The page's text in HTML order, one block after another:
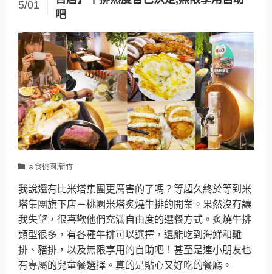
吧
5/01
☺食桃園,新竹
我說還有比米塔集團更厲害的了嗎？等超久終於等到米
塔集團旗下店－桃園米塔炙燒牛排的開業。果然沒有讓
我失望，很喜歡他們充滿自由度的選餐方式。炙燒牛排
類型很多，有各種牛排可以選擇，還能吃到海鮮和雞
排、豬排，以及無限享用的自助吧！甚至是連小朋友也
有專屬的兒童餐選擇。真的是貼心又好吃的餐廳。